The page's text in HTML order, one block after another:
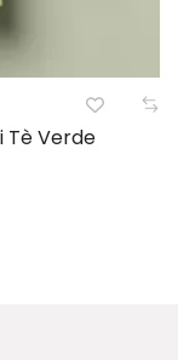
Tè Verde